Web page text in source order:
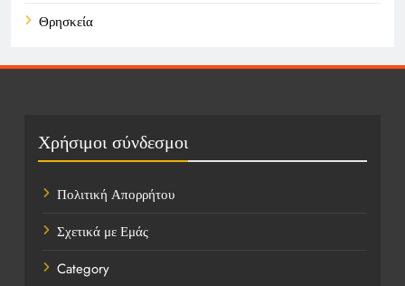
Θρησκεία
Πολιτική
Τοποθεσίες
Χρήσιμοι σύνδεσμοι
Πολιτική Απορρήτου
Σχετικά με Εμάς
Category